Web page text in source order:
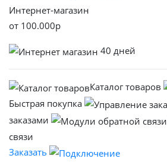
Интернет-магазин
от 100.000р
40 дней
Каталог товаров
Быстрая покупка
заказами
связи
Заказать